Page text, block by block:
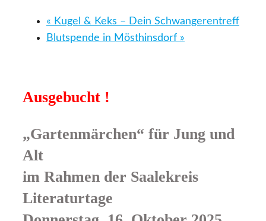
« Kugel & Keks – Dein Schwangerentreff
Blutspende in Mösthinsdorf »
Ausgebucht !
„Gartenmärchen“ für Jung und
Alt
im Rahmen der Saalekreis
Literaturtage